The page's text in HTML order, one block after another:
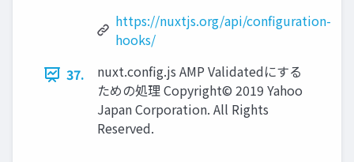
https://nuxtjs.org/api/configuration-
hooks/
37.
nuxt.conﬁg.js AMP Validatedにする
ための処理 Copyright© 2019 Yahoo
Japan Corporation. All Rights
Reserved.